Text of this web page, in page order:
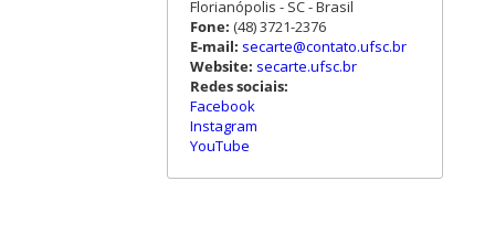
Florianópolis - SC - Brasil
Fone: (48) 3721-2376
E-mail: secarte@contato.ufsc.br
Website: secarte.ufsc.br
Redes sociais:
Facebook
Instagram
YouTube